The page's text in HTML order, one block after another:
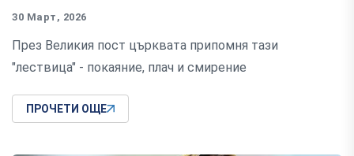
30 Март, 2026
През Великия пост църквата припомня тази
"лествица" - покаяние, плач и смирение
ПРОЧЕТИ ОЩЕ